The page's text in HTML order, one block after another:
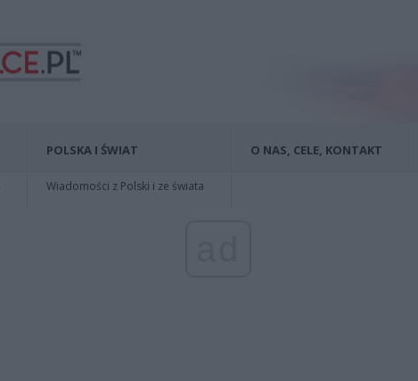
POLSKA I ŚWIAT
Wiadomości z Polski i ze świata
O NAS, CELE, KONTAKT